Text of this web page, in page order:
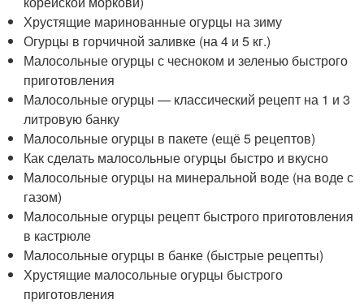
Хрустящие маринованные огурцы на зиму
Огурцы в горчичной заливке (на 4 и 5 кг.)
Малосольные огурцы с чесноком и зеленью быстрого
приготовления
Малосольные огурцы — классический рецепт на 1 и 3
литровую банку
Малосольные огурцы в пакете (ещё 5 рецептов)
Как сделать малосольные огурцы быстро и вкусно
Малосольные огурцы на минеральной воде (на воде с
газом)
Малосольные огурцы рецепт быстрого приготовления
в кастрюле
Малосольные огурцы в банке (быстрые рецепты)
Хрустящие малосольные огурцы быстрого
приготовления